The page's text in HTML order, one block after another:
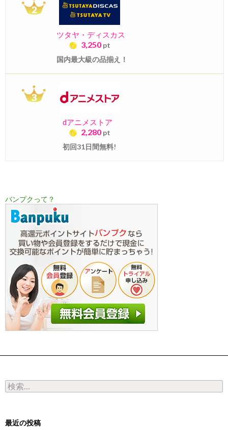
ツタヤ・ディスカス
3,250 pt
国内最大級の品揃え！
dアニメストア
2,280 pt
初回31日間無料!
バンプクって？
検索:
最近の投稿